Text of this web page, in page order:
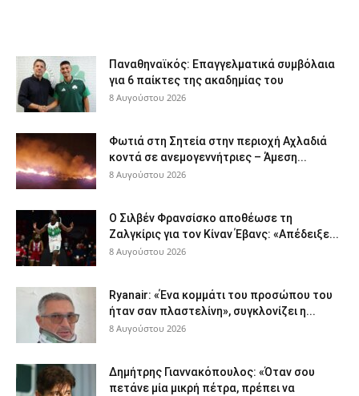
Παναθηναϊκός: Επαγγελματικά συμβόλαια
για 6 παίκτες της ακαδημίας του
8 Αυγούστου 2026
Φωτιά στη Σητεία στην περιοχή Αχλαδιά
κοντά σε ανεμογεννήτριες – Άμεση...
8 Αυγούστου 2026
Ο Σιλβέν Φρανσίσκο αποθέωσε τη
Ζαλγκίρις για τον Κίναν Έβανς: «Απέδειξε...
8 Αυγούστου 2026
Ryanair: «Ένα κομμάτι του προσώπου του
ήταν σαν πλαστελίνη», συγκλονίζει η...
8 Αυγούστου 2026
Δημήτρης Γιαννακόπουλος: «Όταν σου
πετάνε μία μικρή πέτρα, πρέπει να